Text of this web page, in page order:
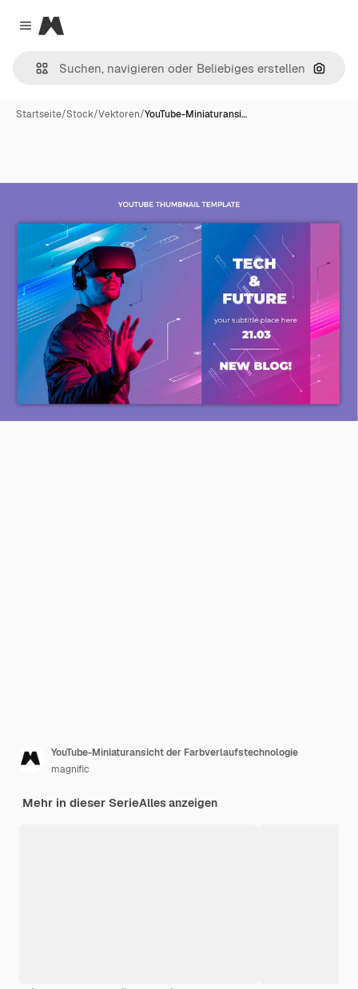
Close menu
Magnific
Nach
Startseite/Stock/Vektoren/YouTube-Miniaturansi…
YouTube-Miniaturansicht der Farbverlaufstechnologie
magnific
Mehr in dieser SerieAlles anzeigen